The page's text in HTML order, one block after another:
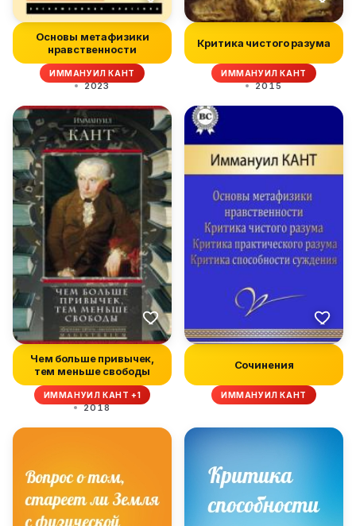
Основы метафизики
нравственности
ИММАНУИЛ КАНТ
2023
Критика чистого разума
ИММАНУИЛ КАНТ
2015
Чем больше привычек,
тем меньше свободы
ИММАНУИЛ КАНТ +1
2018
Сочинения
ИММАНУИЛ КАНТ